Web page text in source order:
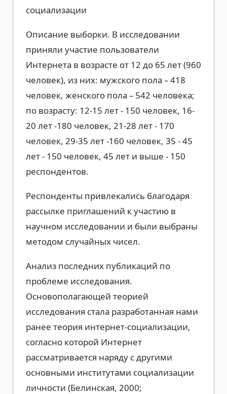
социализации
Описание выборки. В исследовании
приняли участие пользователи
Интернета в возрасте от 12 до 65 лет (960
человек), из них: мужского пола – 418
человек, женского пола – 542 человека;
по возрасту: 12-15 лет - 150 человек, 16-
20 лет -180 человек, 21-28 лет - 170
человек, 29-35 лет -160 человек, 35 - 45
лет - 150 человек, 45 лет и выше - 150
респондентов.
Респонденты привлекались благодаря
рассылке приглашений к участию в
научном исследовании и были выбраны
методом случайных чисел.
Анализ последних публикаций по
проблеме исследования.
Основополагающей теорией
исследования стала разработанная нами
ранее теория интернет-социализации,
согласно которой Интернет
рассматривается наряду с другими
основными институтами социализации
личности (Белинская, 2000;